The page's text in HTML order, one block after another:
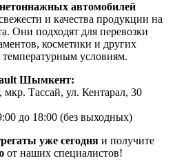
автомобилей
и качества продукции на
Они подходят для перевозки
косметики и других
температурным условиям.
Шымкент:
Тассай, ул. Кентарал, 30
до 18:00 (без выходных)
уже сегодня и получите
от наших специалистов!